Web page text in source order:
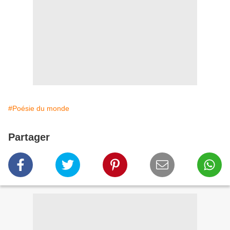
#Poésie du monde
Partager